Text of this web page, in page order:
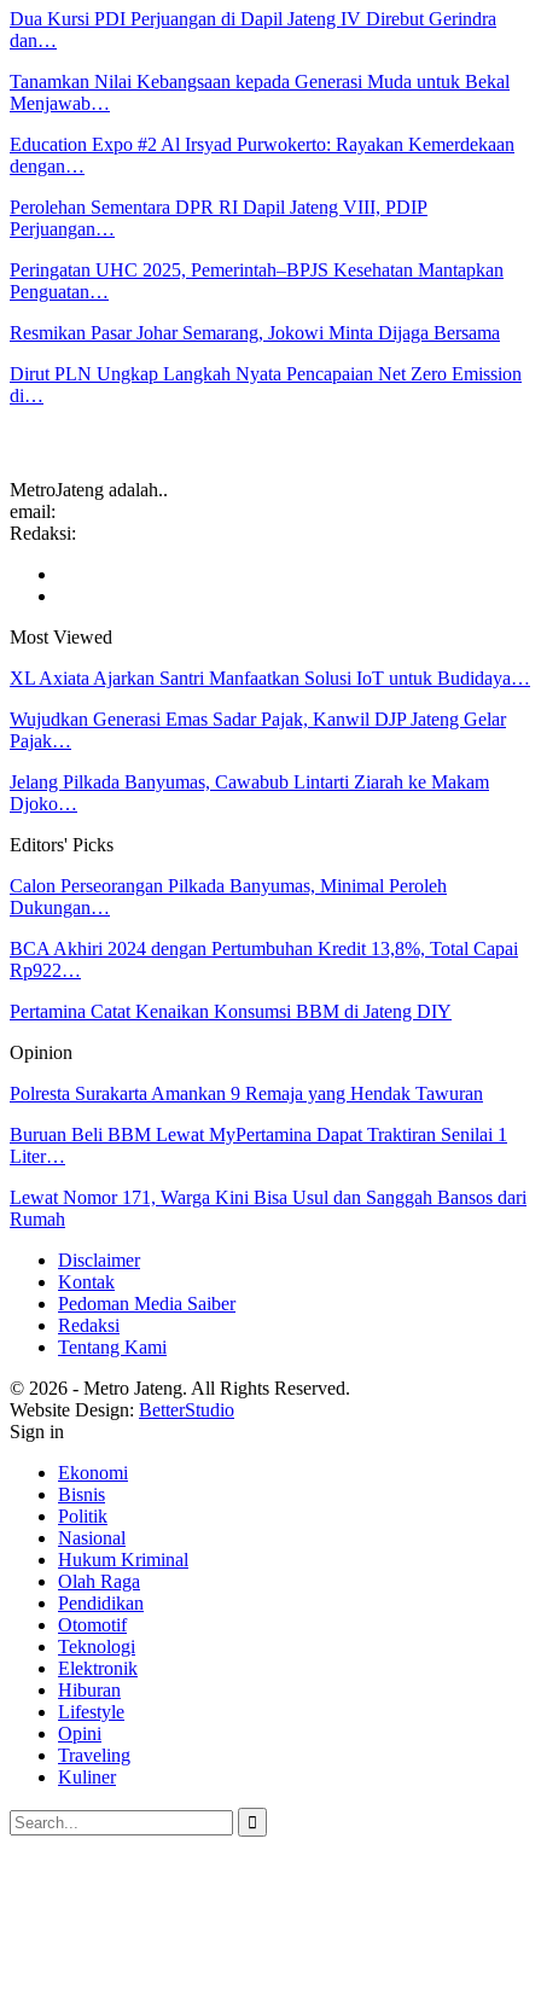
Dua Kursi PDI Perjuangan di Dapil Jateng IV Direbut Gerindra
dan…
Tanamkan Nilai Kebangsaan kepada Generasi Muda untuk Bekal
Menjawab…
Education Expo #2 Al Irsyad Purwokerto: Rayakan Kemerdekaan
dengan…
Perolehan Sementara DPR RI Dapil Jateng VIII, PDIP
Perjuangan…
Peringatan UHC 2025, Pemerintah–BPJS Kesehatan Mantapkan
Penguatan…
Resmikan Pasar Johar Semarang, Jokowi Minta Dijaga Bersama
Dirut PLN Ungkap Langkah Nyata Pencapaian Net Zero Emission
di…
MetroJateng adalah..
email:
Redaksi:
Most Viewed
XL Axiata Ajarkan Santri Manfaatkan Solusi IoT untuk Budidaya…
Wujudkan Generasi Emas Sadar Pajak, Kanwil DJP Jateng Gelar
Pajak…
Jelang Pilkada Banyumas, Cawabub Lintarti Ziarah ke Makam
Djoko…
Editors' Picks
Calon Perseorangan Pilkada Banyumas, Minimal Peroleh
Dukungan…
BCA Akhiri 2024 dengan Pertumbuhan Kredit 13,8%, Total Capai
Rp922…
Pertamina Catat Kenaikan Konsumsi BBM di Jateng DIY
Opinion
Polresta Surakarta Amankan 9 Remaja yang Hendak Tawuran
Buruan Beli BBM Lewat MyPertamina Dapat Traktiran Senilai 1
Liter…
Lewat Nomor 171, Warga Kini Bisa Usul dan Sanggah Bansos dari
Rumah
Disclaimer
Kontak
Pedoman Media Saiber
Redaksi
Tentang Kami
© 2026 - Metro Jateng. All Rights Reserved.
Website Design: BetterStudio
Sign in
Ekonomi
Bisnis
Politik
Nasional
Hukum Kriminal
Olah Raga
Pendidikan
Otomotif
Teknologi
Elektronik
Hiburan
Lifestyle
Opini
Traveling
Kuliner